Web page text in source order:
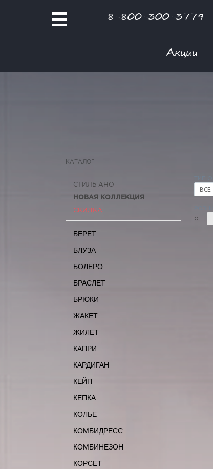
8-800-300-3779
Акции
КАТАЛОГ
ВСЕ
ОТ
СТИЛЬ АНО
НОВАЯ КОЛЛЕКЦИЯ
СКИДКА
БЕРЕТ
БЛУЗА
БОЛЕРО
БРАСЛЕТ
БРЮКИ
ЖАКЕТ
ЖИЛЕТ
КАПРИ
КАРДИГАН
КЕЙП
КЕПКА
КОЛЬЕ
КОМБИДРЕСС
КОМБИНЕЗОН
КОРСЕТ